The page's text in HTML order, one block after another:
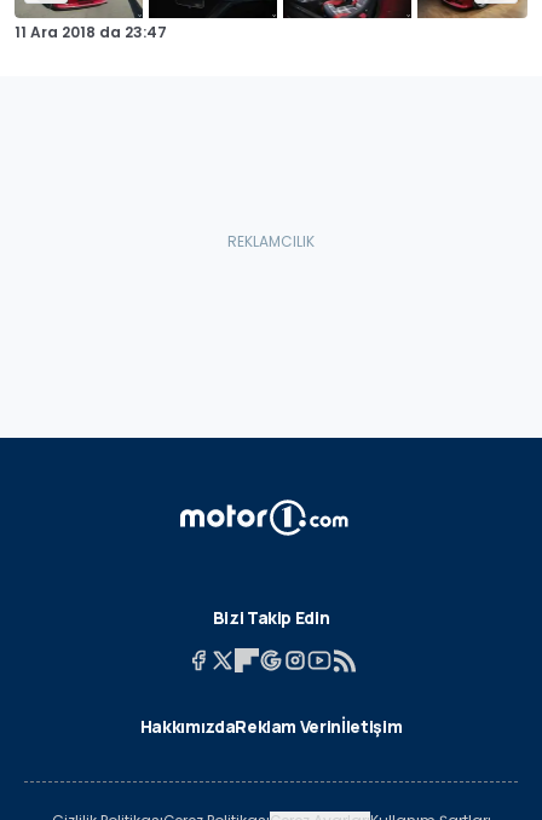
11 Ara 2018 da 23:47
Bizi Takip Edin
HakkımızdaReklam Verinİletişim